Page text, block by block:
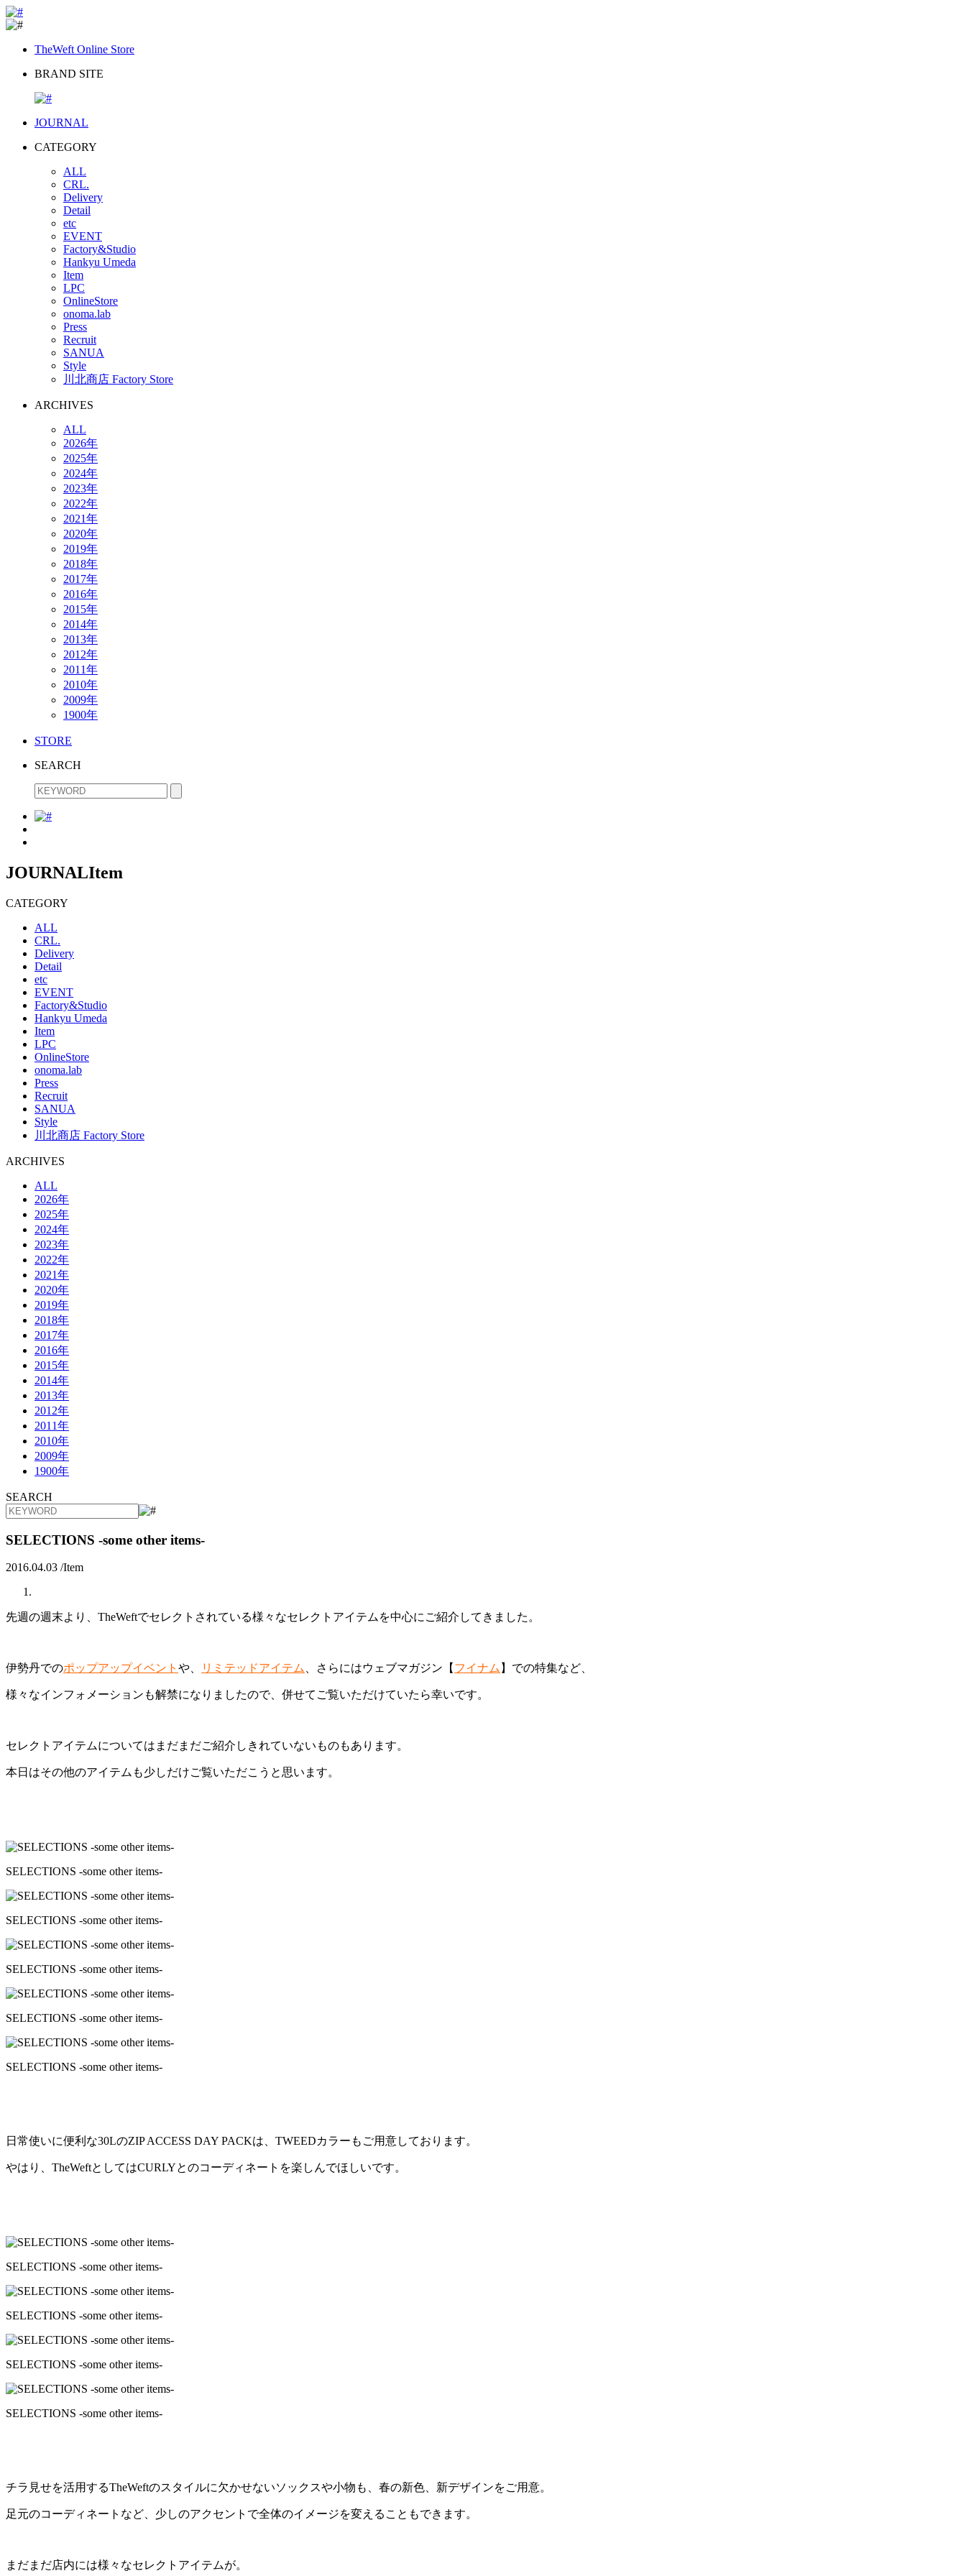
TheWeft Online Store
BRAND SITE
JOURNAL
CATEGORY
ALL
CRL.
Delivery
Detail
etc
EVENT
Factory&Studio
Hankyu Umeda
Item
LPC
OnlineStore
onoma.lab
Press
Recruit
SANUA
Style
川北商店 Factory Store
ARCHIVES
ALL
2026年
2025年
2024年
2023年
2022年
2021年
2020年
2019年
2018年
2017年
2016年
2015年
2014年
2013年
2012年
2011年
2010年
2009年
1900年
STORE
SEARCH
JOURNALItem
CATEGORY
ALL
CRL.
Delivery
Detail
etc
EVENT
Factory&Studio
Hankyu Umeda
Item
LPC
OnlineStore
onoma.lab
Press
Recruit
SANUA
Style
川北商店 Factory Store
ARCHIVES
ALL
2026年
2025年
2024年
2023年
2022年
2021年
2020年
2019年
2018年
2017年
2016年
2015年
2014年
2013年
2012年
2011年
2010年
2009年
1900年
SEARCH
SELECTIONS -some other items-
2016.04.03 /Item
先週の週末より、TheWeftでセレクトされている様々なセレクトアイテムを中心にご紹介してきました。
伊勢丹でのポップアップイベント や、 リミテッドアイテム 、さらにはウェブマガジン【 フイナム 】での特集など、
様々なインフォメーションも解禁になりましたので、併せてご覧いただけていたら幸いです。
セレクトアイテムについてはまだまだご紹介しきれていないものもあります。
本日はその他のアイテムも少しだけご覧いただこうと思います。
SELECTIONS -some other items-
SELECTIONS -some other items-
SELECTIONS -some other items-
SELECTIONS -some other items-
SELECTIONS -some other items-
日常使いに便利な30LのZIP ACCESS DAY PACKは、TWEEDカラーもご用意しております。
やはり、TheWeftとしてはCURLYとのコーディネートを楽しんでほしいです。
SELECTIONS -some other items-
SELECTIONS -some other items-
SELECTIONS -some other items-
SELECTIONS -some other items-
チラ見せを活用するTheWeftのスタイルに欠かせないソックスや小物も、春の新色、新デザインをご用意。
足元のコーディネートなど、少しのアクセントで全体のイメージを変えることもできます。
まだまだ店内には様々なセレクトアイテムが。